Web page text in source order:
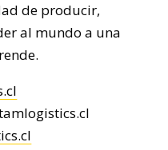
de producir,
al mundo a una